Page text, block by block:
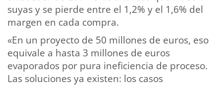
suyas y se pierde entre el 1,2% y el 1,6% del
margen en cada compra.
«En un proyecto de 50 millones de euros, eso
equivale a hasta 3 millones de euros
evaporados por pura ineficiencia de proceso.
Las soluciones ya existen: los casos